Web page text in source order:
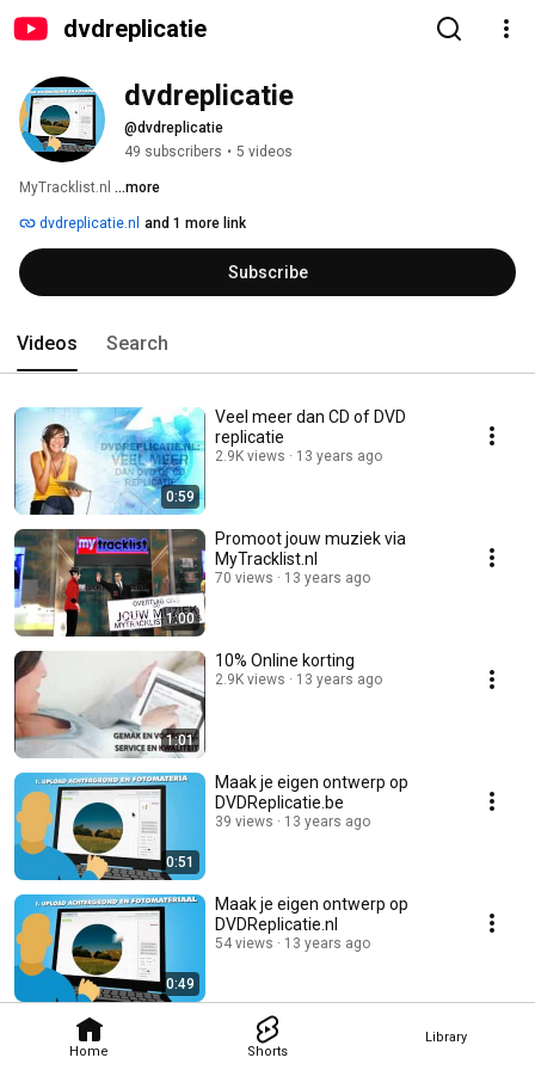
dvdreplicatie
Home Shorts
Library
dvdreplicatie
@dvdreplicatie
49 subscribers • 5 videos
MyTracklist.nl ...more
dvdreplicatie.nl and 1 more link
Subscribe
Videos Search
0:59
Veel meer dan CD of DVD
replicatie
2.9K views 13 years ago
1:00
Promoot jouw muziek via
MyTracklist.nl
70 views 13 years ago
1:01
10% Online korting
2.9K views 13 years ago
0:51
Maak je eigen ontwerp op
DVDReplicatie.be
39 views 13 years ago
0:49
Maak je eigen ontwerp op
DVDReplicatie.nl
54 views 13 years ago